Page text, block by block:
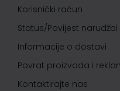
Korisnički račun
Status/Povijest narudžbi
Informacije o dostavi
Povrat proizvoda i
Kontaktirajte nas